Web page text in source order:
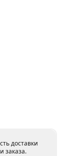
доставки
заказа.